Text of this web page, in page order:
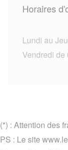
Horaires
Lundi au
Vendredi de
(*) : Attention des
PS : Le site